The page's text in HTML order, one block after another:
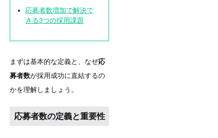
応募者数増加で解決で
きる3つの採用課題
まずは基本的な定義と、なぜ応
募者数が採用成功に直結するの
かを理解しましょう。
応募者数の定義と重要性